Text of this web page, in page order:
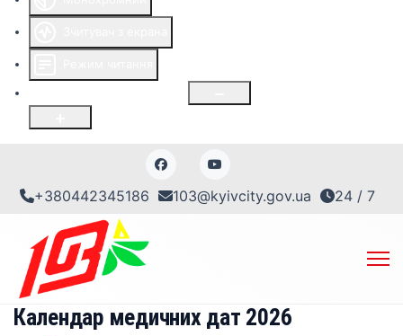
+380442345186 103@kyivcity.gov.ua 24 / 7
Календар медичних дат 2026